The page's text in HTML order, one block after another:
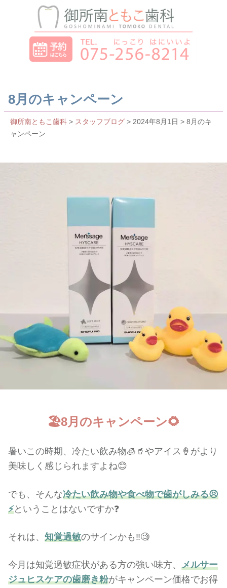
8月のキャンペーン
御所南ともこ歯科 > スタッフブログ > 2024年8月1日 > 8月のキ
ャンペーン
🏖️8月のキャンペーン🌻
暑いこの時期、冷たい飲み物🧊🥤やアイス🍦がより
美味しく感じられますよね😊
でも、そんな冷たい飲み物や食べ物で歯がしみる😣
⚡️ということはないですか❓
それは、 知覚過敏のサインかも‼️🧐
今月は知覚過敏症状がある方の強い味方、 メルサー
ジュヒスケアの歯磨き粉がキャンペーン価格でお得